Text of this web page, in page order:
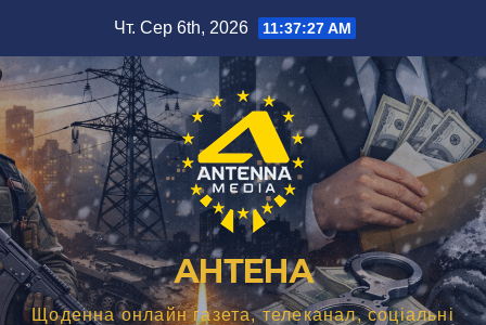
вмісту
Чт. Сер 6th, 2026 11:37:28 AM
АНТЕНА
Щоденна онлайн газета, телеканал, соціальні